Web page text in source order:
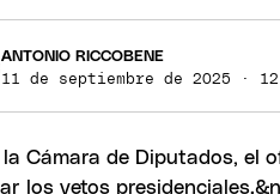
ANTONIO RICCOBENE
11 de septiembre de 2025 ·